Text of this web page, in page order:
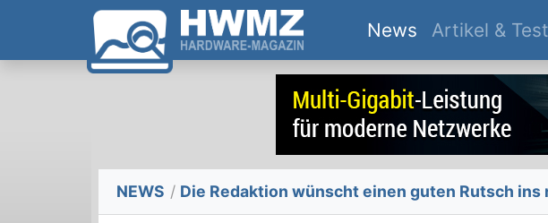
News(current)
Artikel &
NEWS / Die Redaktion wünscht einen guten Rutsch ins